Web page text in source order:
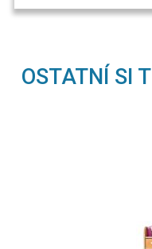
OSTATNÍ SI